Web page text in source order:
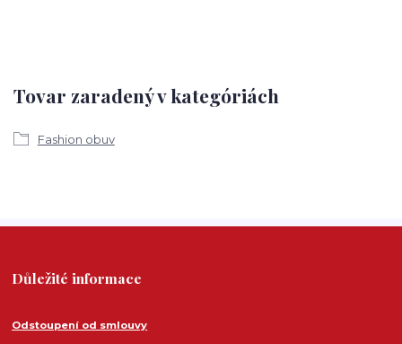
Tovar zaradený v kategóriách
Fashion obuv
Důležité informace
Odstoupení od smlouvy